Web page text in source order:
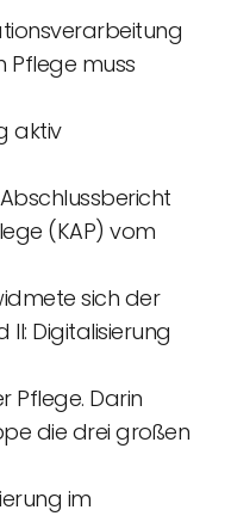
Pflege muss
aktiv
(KAP) vom
sich der
Digitalisierung
Pflege. Darin
die drei großen
im